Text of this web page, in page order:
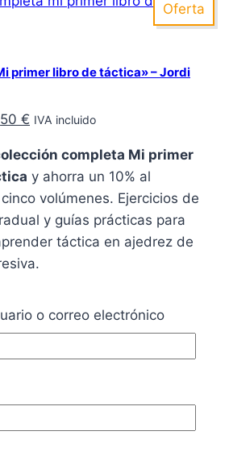
Oferta
primer libro de táctica» – Jordi
€.
€ El
actual
es:
67,50 €.
IVA incluido
completa Mi primer
y ahorra un 10% al
volúmenes. Ejercicios de
y guías prácticas para
táctica en ajedrez de
colección facilita el desarrollo
con ejemplos y ejercicios
seleccionados.
o correo electrónico